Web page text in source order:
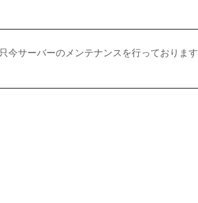
只今サーバーのメンテナンスを行っております